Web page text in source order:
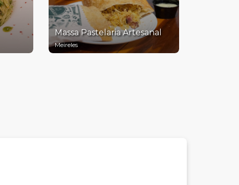
Massa Pastelaria Artesanal
Meireles